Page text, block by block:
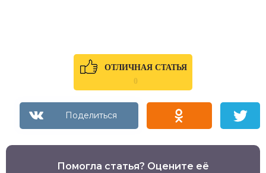
ОТЛИЧНАЯ СТАТЬЯ
0
Помогла статья? Оцените её